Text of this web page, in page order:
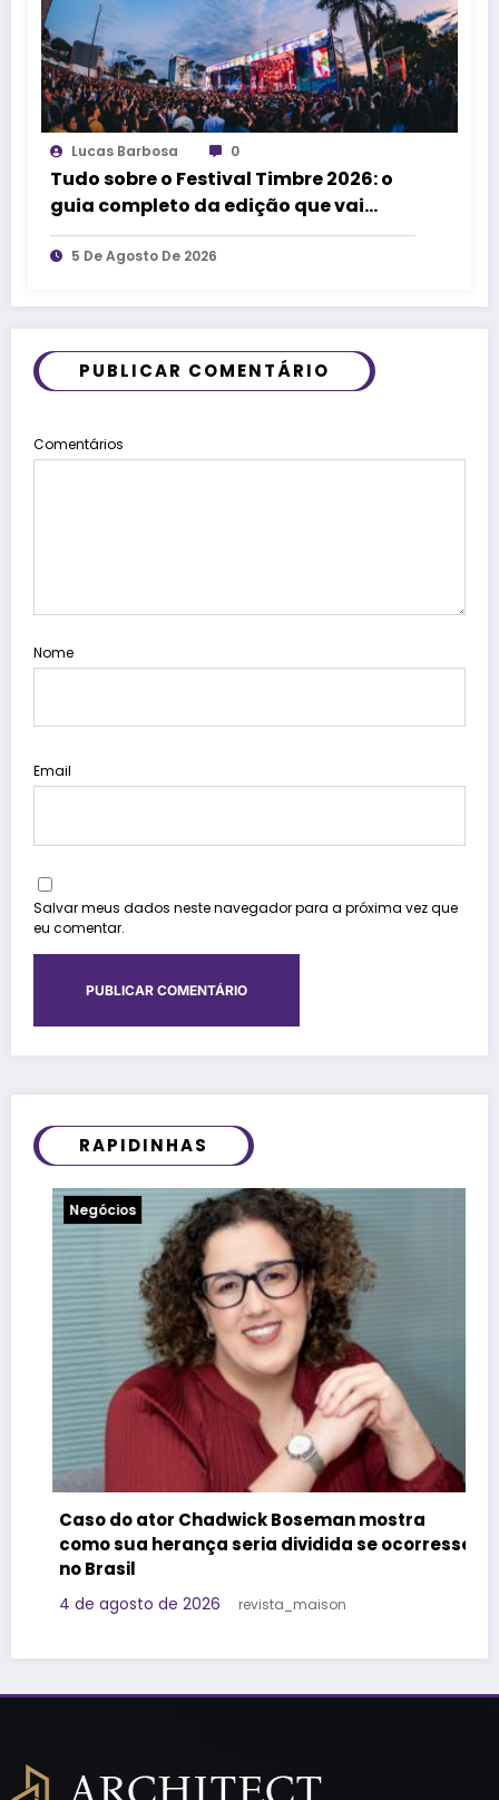
Lucas Barbosa 0
Tudo sobre o Festival Timbre 2026: o
guia completo da edição que vai
transformar Uberlândia na cidade da
música
5 De Agosto De 2026
PUBLICAR COMENTÁRIO
Comentários
Nome
Email
Salvar meus dados neste navegador para a próxima vez que
eu comentar.
RAPIDINHAS
Boseman mostra
dividida se ocorresse
revista_maison
Notícias
do Programa Roda de